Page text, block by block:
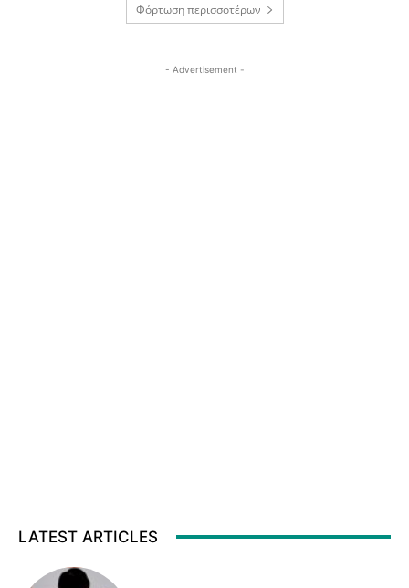
Φόρτωση περισσοτέρων
- Advertisement -
LATEST ARTICLES